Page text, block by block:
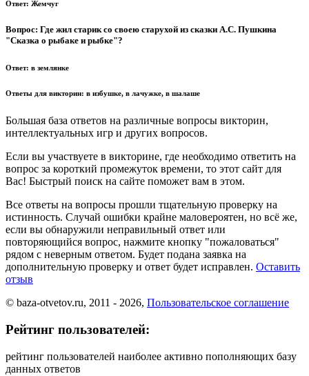
Ответ: Жемчуг
Вопрос: Где жил старик со своею старухой из сказки А.С. Пушкина
"Сказка о рыбаке и рыбке"?
Ответ: в землянке
Ответы для викторин: в избушке, в лачужке, в шалаше
Большая база ответов на различные вопросы викторин,
интеллектуальных игр и других вопросов.
Если вы участвуете в викторине, где необходимо ответить на
вопрос за короткий промежуток времени, то этот сайт для
Вас! Быстрый поиск на сайте поможет вам в этом.
Все ответы на вопросы прошли тщательную проверку на
истинность. Случай ошибки крайне маловероятен, но всё же,
если вы обнаружили неправильный ответ или
повторяющийся вопрос, нажмите кнопку "пожаловаться"
рядом с неверным ответом. Будет подана заявка на
дополнительную проверку и ответ будет исправлен. Оставить
отзыв
© baza-otvetov.ru, 2011 - 2026, Пользовательское соглашение
Рейтинг пользователей:
рейтинг пользователей наиболее активно пополняющих базу
данных ответов